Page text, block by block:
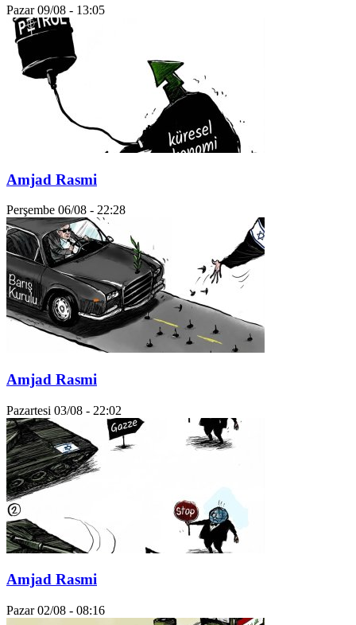
Pazar 09/08 - 13:05
Amjad Rasmi
Perşembe 06/08 - 22:28
Amjad Rasmi
Pazartesi 03/08 - 22:02
Amjad Rasmi
Pazar 02/08 - 08:16